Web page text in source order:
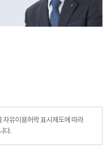
자유이용허락 표시제도에 따라
다.